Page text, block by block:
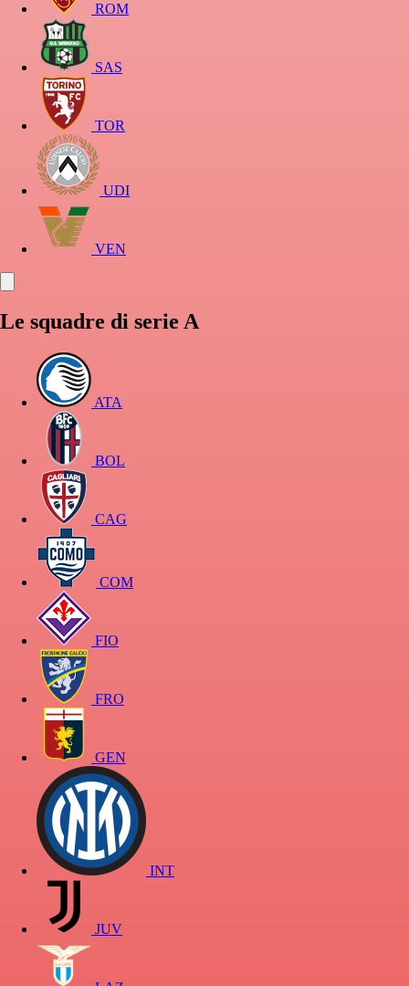
ROM
SAS
TOR
UDI
VEN
Le squadre di serie A
ATA
BOL
CAG
COM
FIO
FRO
GEN
INT
JUV